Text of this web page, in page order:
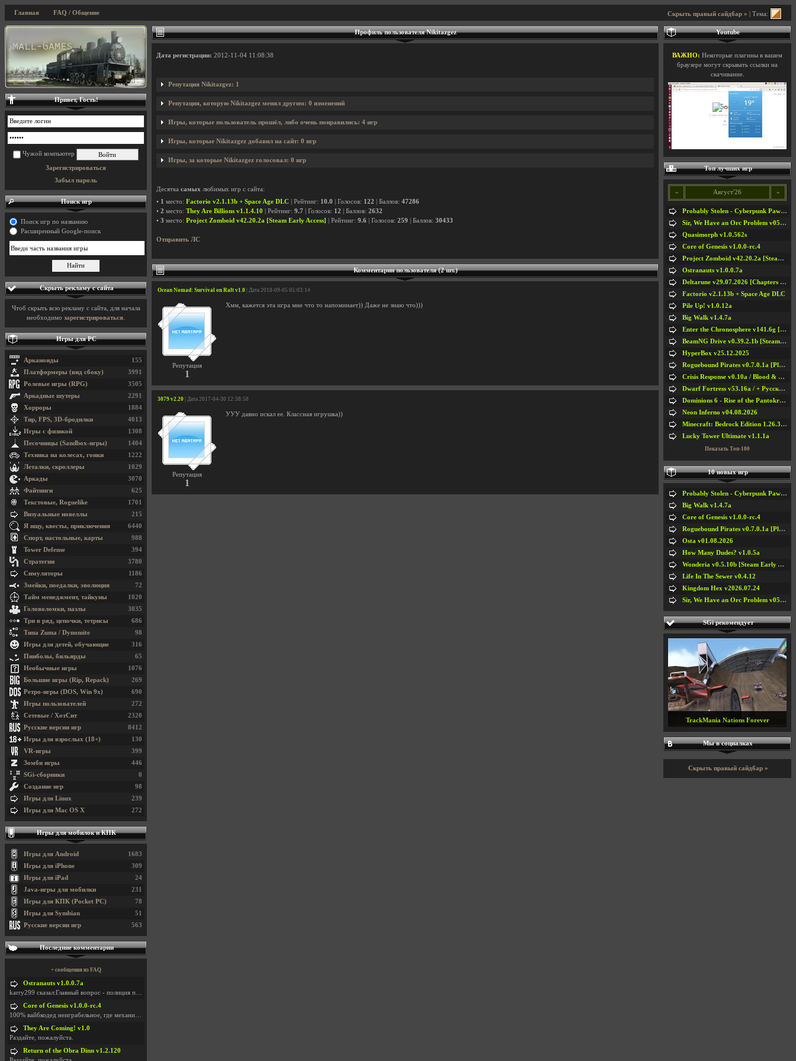
Скрыть правый сайдбар » | Тема:
Главная FAQ / Общение
Профиль пользователя Nikitazgez
Дата регистрации: 2012-11-04 11:08:38
Репутация Nikitazgez: 1
Репутация, которую Nikitazgez менял другим: 0 изменений
Игры, которые пользователь прошёл, либо очень понравились: 4 игр
Игры, которые Nikitazgez добавил на сайт: 0 игр
Игры, за которые Nikitazgez голосовал: 0 игр
Десятка самых любимых игр с сайта:
• 1 место: Factorio v2.1.13b + Space Age DLC | Рейтинг: 10.0 | Голосов: 122 | Баллов: 47286
• 2 место: They Are Billions v1.1.4.10 | Рейтинг: 9.7 | Голосов: 12 | Баллов: 2632
• 3 место: Project Zomboid v42.20.2a [Steam Early Access] | Рейтинг: 9.6 | Голосов: 259 | Баллов: 30433
Отправить ЛС
Комментарии пользователя (2 шт.)
Ocean Nomad: Survival on Raft v1.0 | Дата 2018-09-05 05:03:14
Репутация
1
Хмм, кажется эта игра мне что то напоминает)) Даже не знаю что)))
3079 v2.20 | Дата 2017-04-30 12:38:58
Репутация
1
УУУ давно искал ее. Классная игрушка))
Привет, Гость!
Чужой компьютер
Зарегистрироваться
Забыл пароль
Поиск игр
Поиск игр по названию
Расширенный Google-поиск
Скрыть рекламу с сайта
Чтоб скрыть всю рекламу с сайта, для начала
необходимо зарегистрироваться
Игры для PC
155
Арканоиды
3991
Платформеры (вид сбоку)
3505
Ролевые игры (RPG)
2291
Аркадные шутеры
1884
Хорроры
4013
Тир, FPS, 3D-бродилки
1308
Игры с физикой
1404
Песочницы (Sandbox-игры)
1222
Техника на колесах, гонки
1029
Леталки, скроллеры
3070
Аркады
625
Файтинги
1701
Текстовые, Roguelike
215
Визуальные новеллы
6440
Я ищу, квесты, приключения
988
Спорт, настольные, карты
394
Tower Defense
3780
Стратегии
1186
Симуляторы
72
Змейки, поедалки, эволюция
1020
Тайм менеджмент, тайкуны
3035
Головоломки, пазлы
686
Три в ряд, цепочки, тетрисы
98
Типа Zuma / Dynomite
316
Игры для детей, обучающие
65
Пинболы, бильярды
1076
Необычные игры
269
Большие игры (Rip, Repack)
690
Ретро-игры (DOS, Win 9x)
272
Игры пользователей
2320
Сетевые / ХотСит
8412
Русские версии игр
130
Игры для взрослых (18+)
399
VR-игры
446
Зомби игры
0
SGi-сборники
98
Создание игр
239
Игры для Linux
272
Игры для Mac OS X
Игры для мобилок и КПК
1683
Игры для Android
309
Игры для iPhone
24
Игры для iPad
231
Java-игры для мобилки
78
Игры для КПК (Pocket PC)
51
Игры для Symbian
563
Русские версии игр
Последние комментарии
+ сообщения из FAQ
Ostranauts v1.0.0.7a
karry299 сказал:Главный вопрос - полиция по-прежне
Core of Genesis v1.0.0-rc.4
100% вайбкодед неиграбельное, где механики знает т
They Are Coming! v1.0
Раздайте, пожалуйста.
Return of the Obra Dinn v1.2.120
Youtube
ВАЖНО: Некоторые плагины в вашем
браузере могут скрывать ссылки на
скачивание.
Топ лучших игр
« Август'26 »
Probably Stolen - Cyberpunk Pawnshop Simulator v048c [Playtest]
Sir, We Have an Orc Problem v05.08.2026
Quasimorph v1.0.562s
Core of Genesis v1.0.0-rc.4
Project Zomboid v42.20.2a [Steam Early Access]
Ostranauts v1.0.0.7a
Deltarune v29.07.2026 [Chapters 1-5] / + RUS [Chapters 1-5]
Factorio v2.1.13b + Space Age DLC
Pile Up! v1.0.12a
Big Walk v1.4.7a
Enter the Chronosphere v141.6g [Steam Early Access]
BeamNG Drive v0.39.2.1b [Steam Early Access]
HyperBox v25.12.2025
Roguebound Pirates v0.7.0.1a [Playtest]
Crisis Response v0.10a / Blood & Bullet
Dwarf Fortress v53.16a / + Русская Версия v50.12a
Dominions 6 - Rise of the Pantokrator v6.35a
Neon Inferno v04.08.2026
Minecraft: Bedrock Edition 1.26.33.1a / + TLauncher v2.89
Lucky Tower Ultimate v1.1.1a
Показать Топ-100
10 новых игр
Probably Stolen - Cyberpunk Pawnshop Simulator v048c [Playtest]
Big Walk v1.4.7a
Core of Genesis v1.0.0-rc.4
Roguebound Pirates v0.7.0.1a [Playtest]
Osta v01.08.2026
How Many Dudes? v1.0.5a
Wonderia v0.5.10b [Steam Early Access]
Life In The Sewer v0.4.12
Kingdom Hex v2026.07.24
Sir, We Have an Orc Problem v05.08.2026
SGi рекомендует
TrackMania Nations Forever
Мы в социалках
Скрыть правый сайдбар »